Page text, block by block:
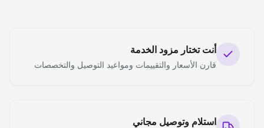
أنت تختار مزود الخدمة
قارن الأسعار والتقييمات ومواعيد التوصيل والتخصصات
استلام وتوصيل مجاني